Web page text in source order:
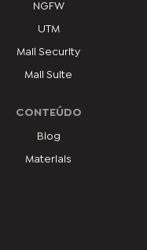
NGFW
UTM
Mail Security
Mail Suite
CONTEÚDO
Blog
Materiais